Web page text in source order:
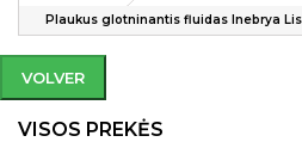
Plaukus glotninantis fluidas Inebrya
VOLVER
VISOS PREKĖS